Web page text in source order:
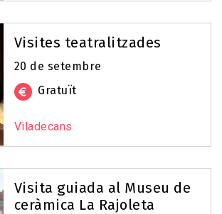
Visites teatralitzades
20 de setembre
Gratuït
Viladecans
Visita guiada al Museu de
ceràmica La Rajoleta